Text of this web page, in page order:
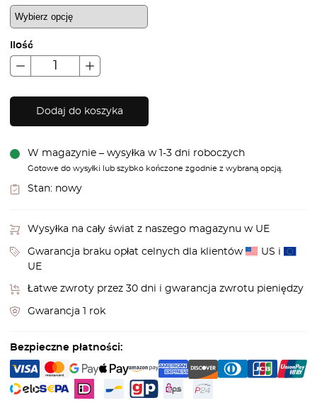
Ilość
Dodaj do koszyka
W magazynie – wysyłka w 1-3 dni roboczych
Gotowe do wysyłki lub szybko kończone zgodnie z wybraną opcją.
Stan: nowy
Wysyłka na cały świat z naszego magazynu w UE
Gwarancja braku opłat celnych dla klientów
US i
UE
Łatwe zwroty przez 30 dni i gwarancja zwrotu pieniędzy
Gwarancja 1 rok
Bezpieczne płatności: